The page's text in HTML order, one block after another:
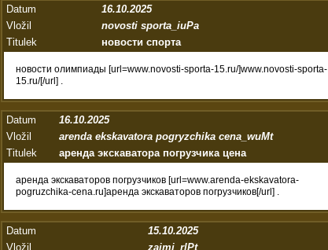
Datum
16.10.2025
Vložil
novosti sporta_iuPa
Titulek
новости спорта
новости олимпиады [url=www.novosti-sporta-15.ru/]www.novosti-sporta-
15.ru/[/url] .
Datum
16.10.2025
Vložil
arenda ekskavatora pogryzchika cena_wuMt
Titulek
аренда экскаватора погрузчика цена
аренда экскаваторов погрузчиков [url=www.arenda-ekskavatora-
pogruzchika-cena.ru]аренда экскаваторов погрузчиков[/url] .
Datum
15.10.2025
Vložil
zaimi_rlPt